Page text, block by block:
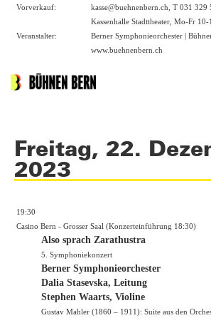
Vorverkauf:
kasse@buehnenbern.ch, T 031 329
Kassenhalle Stadttheater, Mo-Fr
Veranstalter:
Berner Symphonieorchester |
www.buehnenbern.ch
Freitag, 22.
2023
19:30
Casino Bern - Grosser Saal (Konzerteinführung 18:30)
Also sprach Zarathustra
5. Symphoniekonzert
Berner Symphonieorchester
Dalia Stasevska, Leitung
Stephen Waarts, Violine
Gustav Mahler (1860 – 1911): Suite aus den